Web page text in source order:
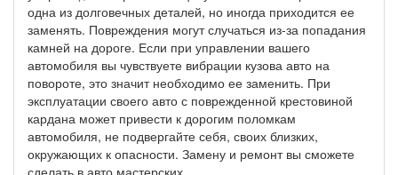
одна из долговечных деталей, но иногда приходится ее
заменять. Повреждения могут случаться из-за попадания
камней на дороге. Если при управлении вашего
автомобиля вы чувствуете вибрации кузова авто на
повороте, это значит необходимо ее заменить. При
эксплуатации своего авто с поврежденной крестовиной
кардана может привести к дорогим поломкам
автомобиля, не подвергайте себя, своих близких,
окружающих к опасности. Замену и ремонт вы сможете
сделать в авто мастерских.